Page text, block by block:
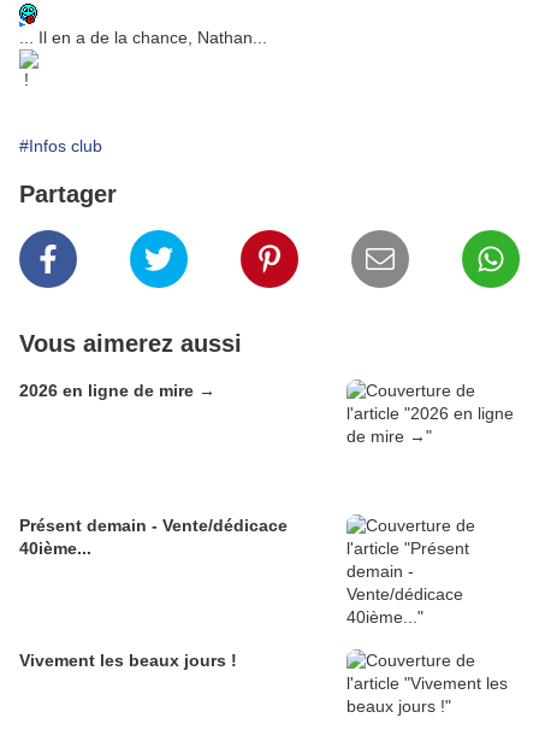
... Il en a de la chance, Nathan...
!
#Infos club
Partager
Vous aimerez aussi
2026 en ligne de mire →
Présent demain - Vente/dédicace
40ième...
Vivement les beaux jours !